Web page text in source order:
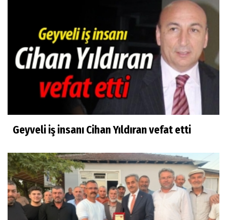
Geyveli iş insanı Cihan Yıldıran vefat etti